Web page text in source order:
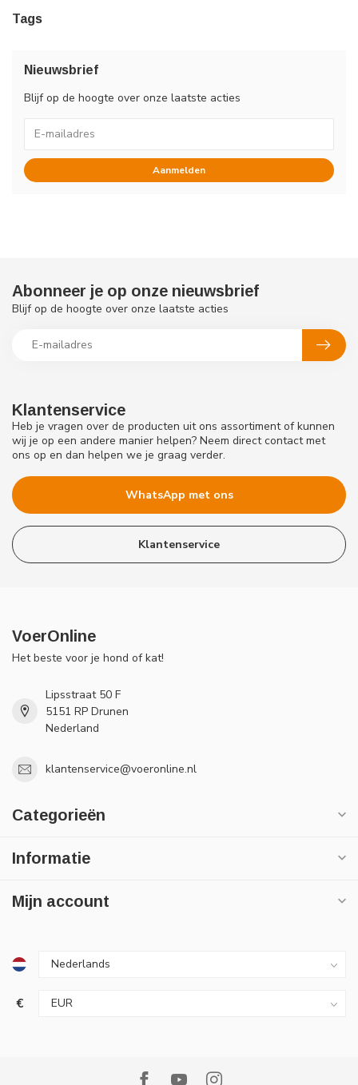
Tags
Nieuwsbrief
Blijf op de hoogte over onze laatste acties
Aanmelden
Klantenservice
Heb je vragen over de producten uit ons assortiment of kunnen
wij je op een andere manier helpen? Neem direct contact met
ons op en dan helpen we je graag verder.
WhatsApp met ons
Klantenservice
Abonneer je op onze nieuwsbrief
Blijf op de hoogte over onze laatste acties
VoerOnline
Het beste voor je hond of kat!
Lipsstraat 50 F
5151 RP Drunen
Nederland
klantenservice@voeronline.nl
Categorieën
Informatie
Mijn account
€